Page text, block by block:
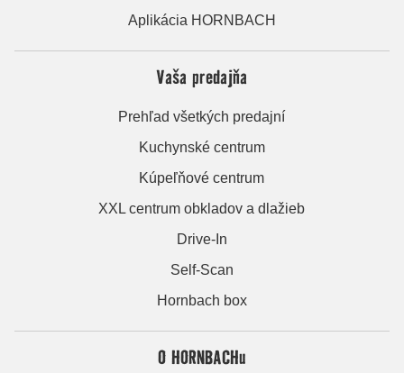
Aplikácia HORNBACH
Vaša predajňa
Prehľad všetkých predajní
Kuchynské centrum
Kúpeľňové centrum
XXL centrum obkladov a dlažieb
Drive-In
Self-Scan
Hornbach box
O HORNBACHu